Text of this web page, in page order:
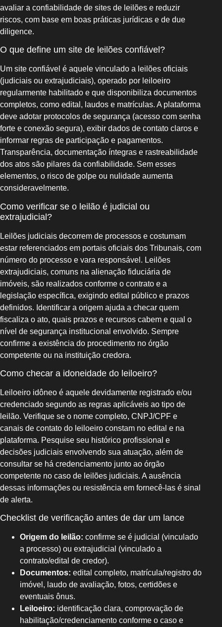
avaliar a confiabilidade de sites de leilões e reduzir
riscos, com base em boas práticas jurídicas e de due
diligence.
O que define um site de leilões confiável?
Um site confiável é aquele vinculado a leilões oficiais
(judiciais ou extrajudiciais), operado por leiloeiro
regularmente habilitado e que disponibiliza documentos
completos, como edital, laudos e matrículas. A plataforma
deve adotar protocolos de segurança (acesso com senha
forte e conexão segura), exibir dados de contato claros e
informar regras de participação e pagamentos.
Transparência, documentação íntegras e rastreabilidade
dos atos são pilares da confiabilidade. Sem esses
elementos, o risco de golpe ou nulidade aumenta
consideravelmente.
Como verificar se o leilão é judicial ou
extrajudicial?
Leilões judiciais decorrem de processos e costumam
estar referenciados em portais oficiais dos Tribunais, com
número do processo e vara responsável. Leilões
extrajudiciais, comuns na alienação fiduciária de
imóveis, são realizados conforme o contrato e a
legislação específica, exigindo edital público e prazos
definidos. Identificar a origem ajuda a checar quem
fiscaliza o ato, quais prazos e recursos cabem e qual o
nível de segurança institucional envolvido. Sempre
confirme a existência do procedimento no órgão
competente ou na instituição credora.
Como checar a idoneidade do leiloeiro?
Leiloeiro idôneo é aquele devidamente registrado e/ou
credenciado segundo as regras aplicáveis ao tipo de
leilão. Verifique se o nome completo, CNPJ/CPF e
canais de contato do leiloeiro constam no edital e na
plataforma. Pesquise seu histórico profissional e
decisões judiciais envolvendo sua atuação, além de
consultar se há credenciamento junto ao órgão
competente no caso de leilões judiciais. A ausência
dessas informações ou resistência em fornecê-las é sinal
de alerta.
Checklist de verificação antes de dar um lance
Origem do leilão: confirme se é judicial (vinculado
a processo) ou extrajudicial (vinculado a
contrato/edital de credor).
Documentos: edital completo, matrícula/registro do
imóvel, laudo de avaliação, fotos, certidões e
eventuais ônus.
Leiloeiro: identificação clara, comprovação de
habilitação/credenciamento conforme o caso e